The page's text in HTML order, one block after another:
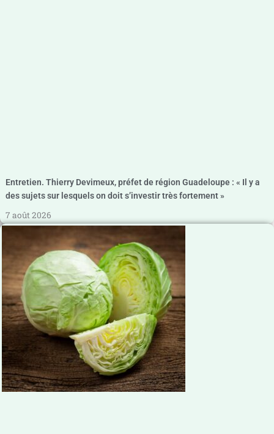
Entretien. Thierry Devimeux, préfet de région Guadeloupe : « Il y a
des sujets sur lesquels on doit s’investir très fortement »
7 août 2026